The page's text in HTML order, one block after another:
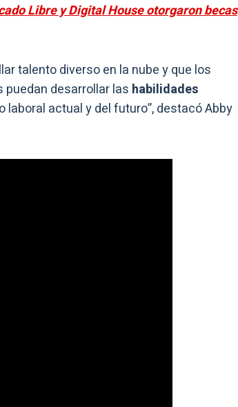
Libre y Digital House otorgaron becas
talento diverso en la nube y que los
desarrollar las habilidades
actual y del futuro”, destacó Abby